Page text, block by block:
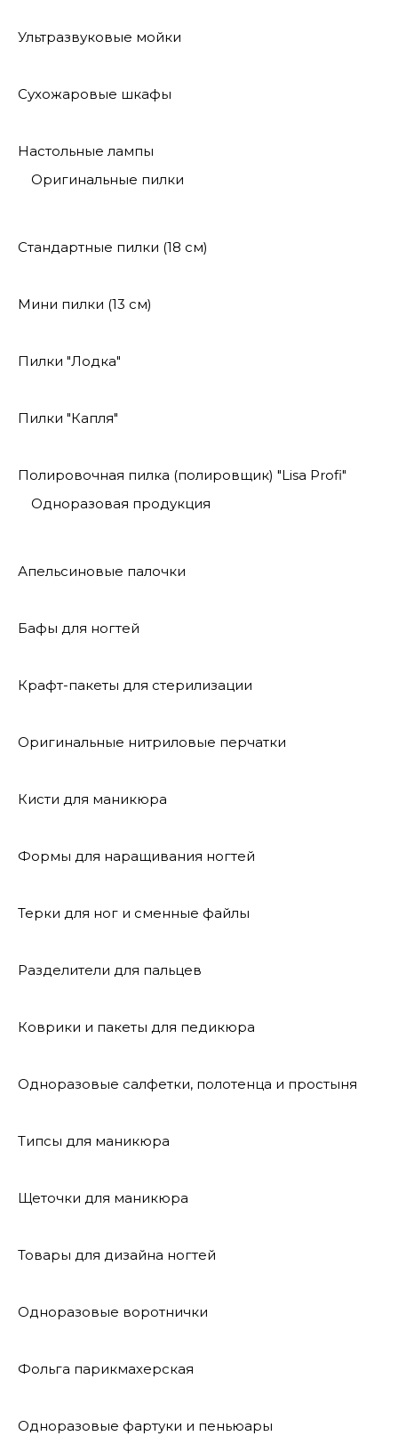
Ультразвуковые мойки
Сухожаровые шкафы
Настольные лампы
Оригинальные пилки
Стандартные пилки (18 см)
Мини пилки (13 см)
Пилки "Лодка"
Пилки "Капля"
Полировочная пилка (полировщик) "Lisa Profi"
Одноразовая продукция
Апельсиновые палочки
Бафы для ногтей
Крафт-пакеты для стерилизации
Оригинальные нитриловые перчатки
Кисти для маникюра
Формы для наращивания ногтей
Терки для ног и сменные файлы
Разделители для пальцев
Коврики и пакеты для педикюра
Одноразовые салфетки, полотенца и простыня
Типсы для маникюра
Щеточки для маникюра
Товары для дизайна ногтей
Одноразовые воротнички
Фольга парикмахерская
Одноразовые фартуки и пеньюары